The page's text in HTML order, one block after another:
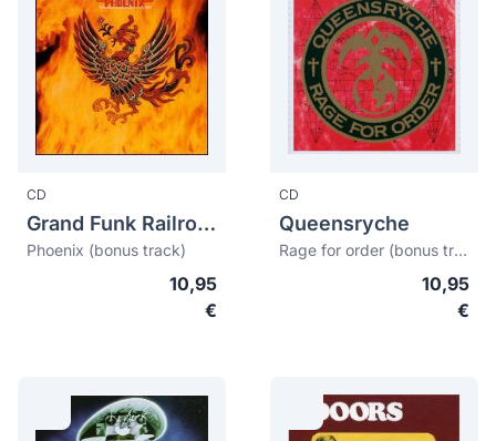
CD
Grand Funk Railroad
Phoenix (bonus track)
10,95
€
CD
Queensryche
Rage for order (bonus tracks)
10,95
€